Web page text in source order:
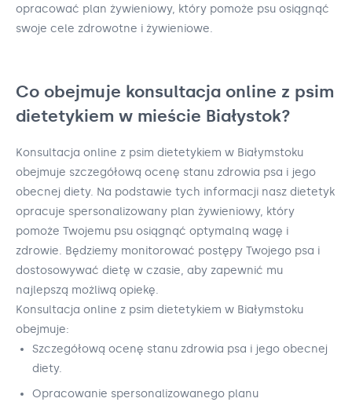
opracować plan żywieniowy, który pomoże psu osiągnąć
swoje cele zdrowotne i żywieniowe.
Co obejmuje konsultacja online z psim
dietetykiem w mieście Białystok?
Konsultacja online z psim dietetykiem w Białymstoku
obejmuje szczegółową ocenę stanu zdrowia psa i jego
obecnej diety. Na podstawie tych informacji nasz dietetyk
opracuje spersonalizowany plan żywieniowy, który
pomoże Twojemu psu osiągnąć optymalną wagę i
zdrowie. Będziemy monitorować postępy Twojego psa i
dostosowywać dietę w czasie, aby zapewnić mu
najlepszą możliwą opiekę.
Konsultacja online z psim dietetykiem w Białymstoku
obejmuje:
Szczegółową ocenę stanu zdrowia psa i jego obecnej
diety.
Opracowanie spersonalizowanego planu